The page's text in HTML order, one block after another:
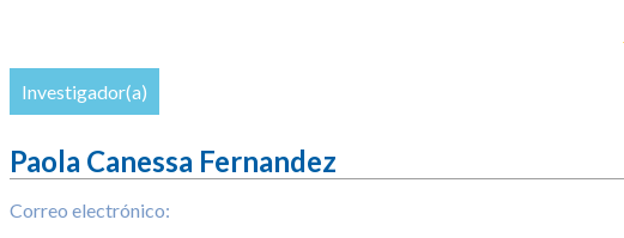
Investigador(a)
Paola Canessa Fernandez
Correo electrónico: